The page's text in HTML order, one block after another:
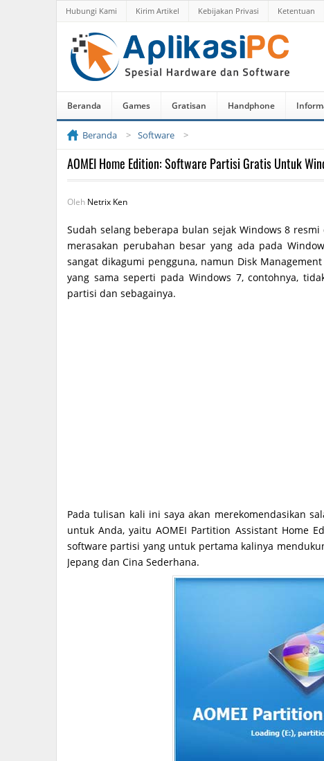
Hubungi Kami Kirim Artikel Kebijakan Privasi Ketentuan
Beranda Games Gratisan Handphone
Beranda Software
AOMEI Home Edition: Software Partisi Gratis Untuk
Oleh Netrix Ken
Sudah selang beberapa bulan sejak Windows 8
merasakan perubahan besar yang ada pada
sangat dikagumi pengguna, namun Disk
yang sama seperti pada Windows 7, contohnya,
partisi dan sebagainya.
Pada tulisan kali ini saya akan merekomendasikan
untuk Anda, yaitu AOMEI Partition Assistant Home
software partisi yang untuk pertama kalinya
Jepang dan Cina Sederhana.